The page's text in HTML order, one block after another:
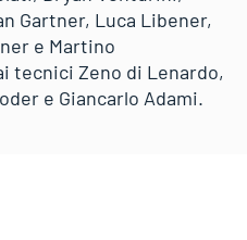
Gartner, Luca Libener,
e Martino
tecnici Zeno di Lenardo,
e Giancarlo Adami.